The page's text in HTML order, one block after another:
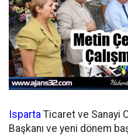
Isparta Ticaret ve Sanayi
Başkanı ve yeni dönem